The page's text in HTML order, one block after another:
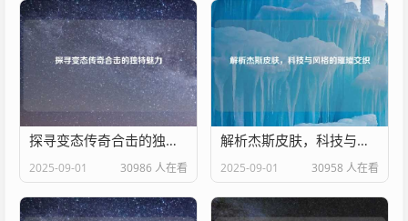
探寻变态传奇合击的独特魅力
2025-09-01 30986 人在看
解析杰斯皮肤，科技与风格的璀璨交织
2025-09-01 30958 人在看